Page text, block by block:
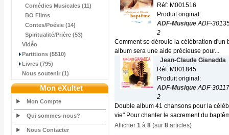
Comédies Musicales (11)
BO Films
Contes/Poésie (14)
Spiritualité/Prière (53)
Vidéo
Partitions (5510)
Livres (795)
Nous soutenir (1)
Mon eXultet
Mon Compte
Qui sommes-nous?
Nous Contacter
Réf: M001516
Produit original:
ADF-MusiqueADF-
2
Comment se déroule la célébration d'un
album sera une aide précieuse pour...
Jean-Claude Gianadda
Réf: M001845
Produit original:
ADF-MusiqueADF-
2
Double album 41 chansons pour la
vie" Pour chanter le sacrement du
Afficher 1 à 8 (sur 8 articles)